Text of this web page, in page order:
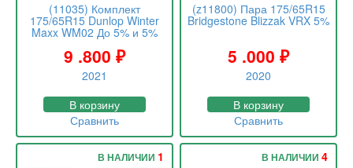
(11035) Комплект
175/65R15 Dunlop Winter
Maxx WM02 До 5% и 5%
9 .800 ₽
2021
В корзину
Сравнить
(z11800) Пара 175/65R15
Bridgestone Blizzak VRX 5%
5 .000₽
2020
В корзину
Сравнить
В НАЛИЧИИ 1 В НАЛИЧИИ 4